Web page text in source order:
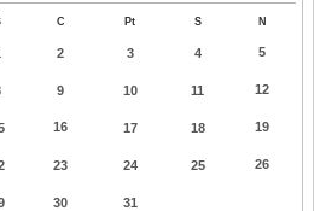
C Pt S N
2 3 4 5
9 10 11 12
16 17 18 19
23 24 25 26
30 31